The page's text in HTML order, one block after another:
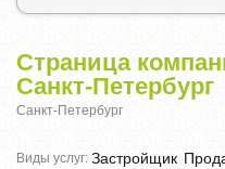
Страница
Санкт-Петербург
Санкт-Петербург
Виды услуг: Застройщик